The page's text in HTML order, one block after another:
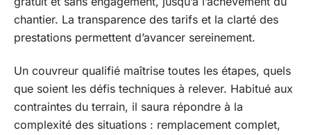
chantier. La transparence des tarifs et la clarté des
prestations permettent d’avancer sereinement.
Un couvreur qualifié maîtrise toutes les étapes, quels
que soient les défis techniques à relever. Habitué aux
contraintes du terrain, il saura répondre à la
complexité des situations : remplacement complet,